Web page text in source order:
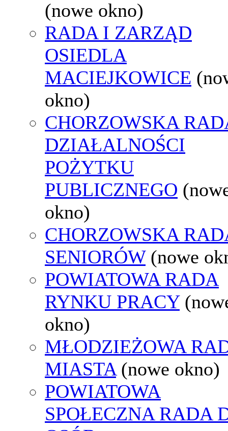
(nowe okno)
RADA I ZARZĄD
OSIEDLA
MACIEJKOWICE
okno)
CHORZOWSKA
DZIAŁALNOŚCI
POŻYTKU
PUBLICZNEGO
okno)
CHORZOWSKA
SENIORÓW (nowe
POWIATOWA RADA
RYNKU PRACY
okno)
MŁODZIEŻOWA
MIASTA (nowe okno)
POWIATOWA
SPOŁECZNA RADA